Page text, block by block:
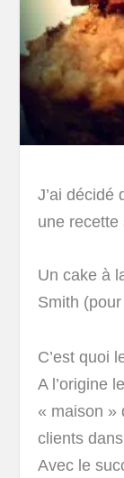
J’ai décidé
une recette
Un cake à
Smith
C’est quoi
A l’origine
« maison »
clients
Avec le